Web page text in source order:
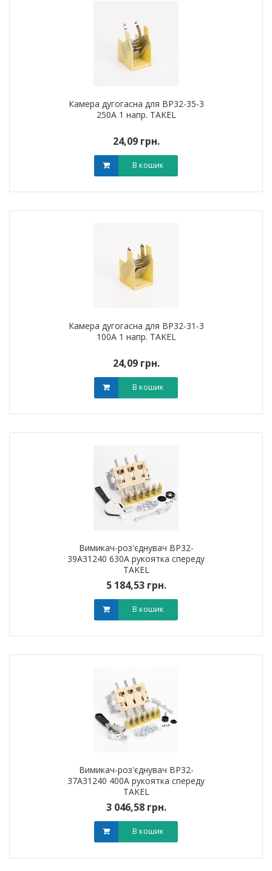
Камера дугогасна для ВР32-35-3
250А 1 напр. TAKEL
24,09 грн.
В кошик
Камера дугогасна для ВР32-31-3
100А 1 напр. TAKEL
24,09 грн.
В кошик
Вимикач-роз'єднувач ВР32-
39A31240 630А рукоятка спереду
TAKEL
5 184,53 грн.
В кошик
Вимикач-роз'єднувач ВР32-
37A31240 400А рукоятка спереду
TAKEL
3 046,58 грн.
В кошик